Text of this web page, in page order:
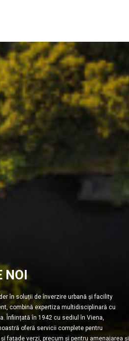
NOI
în soluții de înverzire urbană și facility
combină expertiza multidisciplinară cu
Înființată în 1942 cu sediul în Viena,
oferă servicii complete pentru
fațade verzi, precum și pentru amenajarea și